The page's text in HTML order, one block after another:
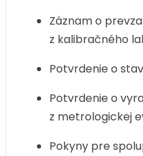
Záznam o
z kalibračného
Potvrdenie o
Potvrdenie o
z metrologickej
Pokyny pre